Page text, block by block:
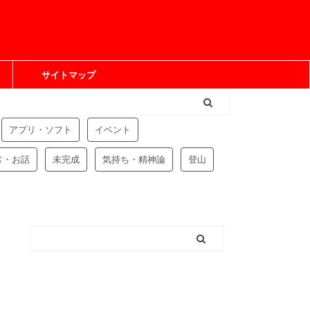
サイトマップ
アプリ・ソフト イベント
・お話 未完成 気持ち・精神論 登山